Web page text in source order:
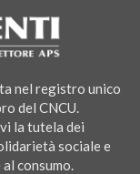
nel registro unico
del CNCU.
la tutela dei
sociale e
consumo.